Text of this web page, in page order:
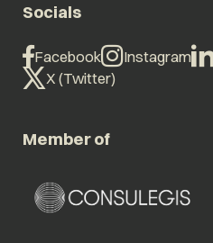
Socials
Facebook Instagram
X (Twitter)
Member of